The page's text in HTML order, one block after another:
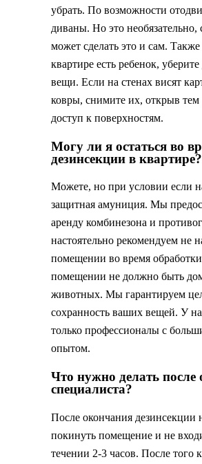
убрать. По возможности
диваны. Но это необязательно,
может сделать это и сам. Также
квартире есть ребенок, уберите
вещи. Если на стенах висят
ковры, снимите их, открыв
доступ к поверхностям.
Могу ли я остаться во
дезинсекции в квартире?
Можете, но при условии если
защитная амуниция. Мы
аренду комбинезона и
настоятельно рекомендуем не
помещении во время
помещении не должно быть
животных. Мы гарантируем
сохранность ваших вещей. У
только профессионалы с
опытом.
Что нужно делать после
специалиста?
После окончания дезинсекции
покинуть помещение и не
течении 2-3 часов. После того